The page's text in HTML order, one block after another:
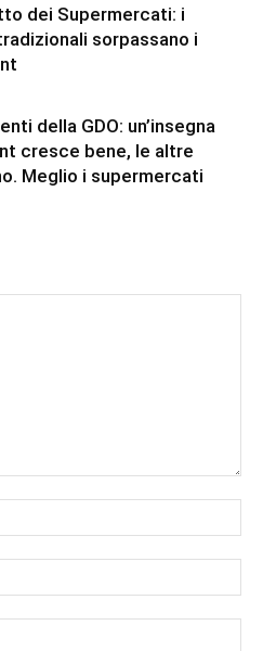
dei Supermercati: i
sorpassano i
della GDO: un’insegna
cresce bene, le altre
Meglio i supermercati